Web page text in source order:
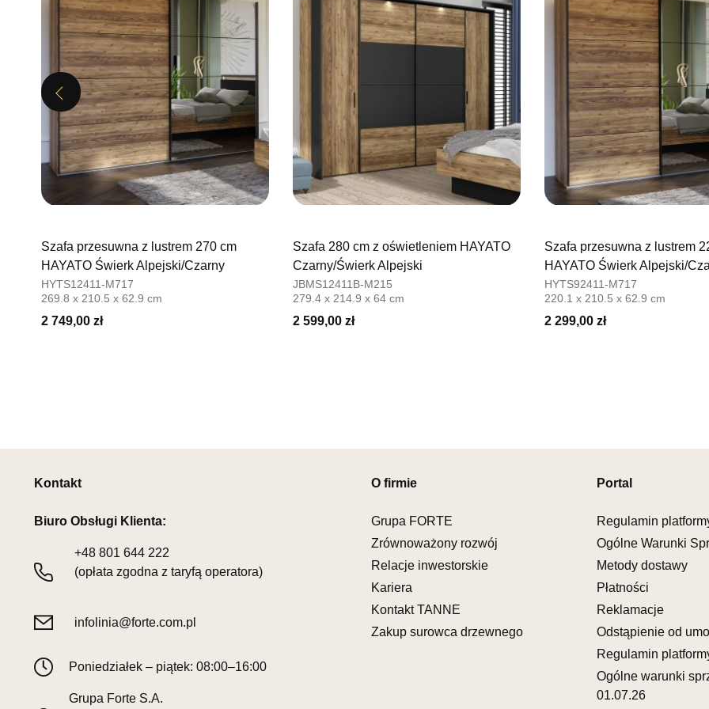
Adres e-
Godziny
Pn-Pt:
SALON
Salon
UL.PLAC
76-200
Nr tel.
Adres e-
Godziny
SALON
Salon
66-600
Adres e-
Pn-Pt:
Salon
83-340
Adres e-
Previous
Szafa przesuwna z lustrem 270 cm
HAYATO Świerk Alpejski/Czarny
HYTS12411-M717
269.8 x 210.5 x 62.9 cm
2 749,00 zł
Szafa 280 cm z oświetleniem HAYATO
Czarny/Świerk Alpejski
JBMS12411B-M215
279.4 x 214.9 x 64 cm
2 599,00 zł
Szafa przesuwna z lustrem
HAYATO Świerk Alpejski/
HYTS92411-M717
220.1 x 210.5 x 62.9 cm
2 299,00 zł
Kontakt
Biuro Obsługi Klienta:
+48 801 644 222
(opłata zgodna z taryfą operatora)
infolinia@forte.com.pl
Poniedziałek – piątek: 08:00–16:00
Grupa Forte S.A.
O firmie
Grupa FORTE
Zrównoważony rozwój
Relacje inwestorskie
Kariera
Kontakt TANNE
Zakup surowca drzewnego
Portal
Regulamin
Ogólne Warunki
Metody dostawy
Płatności
Reklamacje
Odstąpienie od
Regulamin
Ogólne warunki
01.07.26